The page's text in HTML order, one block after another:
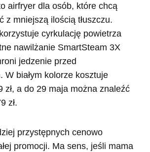
airfryer dla osób, które chcą
z mniejszą ilością tłuszczu.
cyrkulację powietrza
nawilżanie SmartSteam 3X
jedzenie przed
W białym kolorze kosztuje
zł, a do 29 maja można znaleźć
zł.
przystępnych cenowo
promocji. Ma sens, jeśli mama